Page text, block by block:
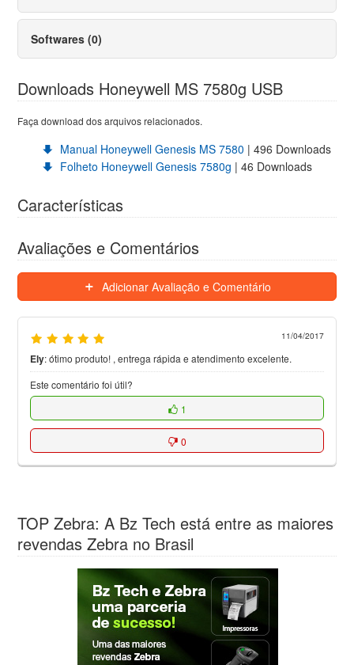
Softwares (0)
Downloads Honeywell MS 7580g USB
Faça download dos arquivos relacionados.
Manual Honeywell Genesis MS 7580 | 496 Downloads
Folheto Honeywell Genesis 7580g | 46 Downloads
Características
Avaliações e Comentários
Adicionar Avaliação e Comentário
11/04/2017
Ely:ótimo produto! , entrega rápida e atendimento excelente.
Este comentário foi útil?
1
0
TOP Zebra: A Bz Tech está entre as maiores
revendas Zebra no Brasil